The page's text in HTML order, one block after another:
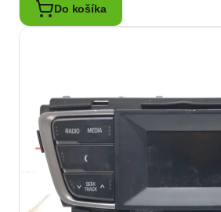
Do košíka